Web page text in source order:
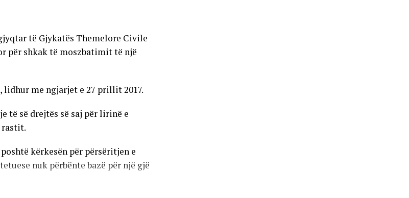
të Gjykatës Themelore Civile
për shkak të moszbatimit të një
lidhur me ngjarjet e 27 prillit 2017.
të së drejtës së saj për lirinë e
rastit.
kërkesën për përsëritjen e
nuk përbënte bazë për një gjë